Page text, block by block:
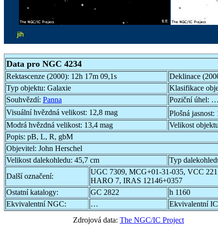
Data pro NGC 4234
Rektascenze (2000): 12h 17m 09,1s
Deklinace
Typ objektu: Galaxie
Klasifikace
Souhvězdí: Panna Poziční úhel: …
Visuální hvězdná velikost: 12,8 mag Plošná jasnost:
Modrá hvězdná velikost: 13,4 mag
Velikost
Popis: pB, L, R, gbM
Objevitel: John Herschel
Velikost dalekohledu: 45,7 cm
Typ
Další označení:
UGC 7309, MCG+01-31-035, VCC
HARO 7, IRAS 12146+0357
Ostatní katalogy:
GC 2822
h 1160
Ekvivalentní NGC:
…
Ekvivalentní
Zdrojová data: The NGC/IC Project